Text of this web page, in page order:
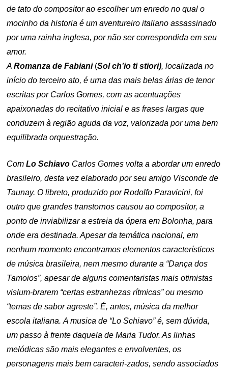
de tato do compositor ao escolher um enredo no qual o
mocinho da historia é um aventureiro italiano assassinado
por uma rainha inglesa, por não ser correspondida em seu
amor.
ARomanza de Fabiani(Sol ch’io ti stiori), localizada no
início do terceiro ato, é urna das mais belas árias de tenor
escritas por Carlos Gomes, com as acentuações
apaixonadas do recitativo inicial e as frases largas que
conduzem à região aguda da voz, valorizada por uma bem
equilibrada orquestração.
ComLo Schiavo Carlos Gomes volta a abordar um enredo
brasileiro, desta vez elaborado por seu amigo Visconde de
Taunay. O libreto, produzido por Rodolfo Paravicini, foi
outro que grandes transtornos causou ao compositor, a
ponto de inviabilizar a estreia da ópera em Bolonha, para
onde era destinada. Apesar da temática nacional, em
nenhum momento encontramos elementos característicos
de música brasileira, nem mesmo durante a “Dança dos
Tamoios”, apesar de alguns comentaristas mais otimistas
vislum-brarem “certas estranhezas rítmicas” ou mesmo
“temas de sabor agreste”. É, antes, música da melhor
escola italiana.A musica de “Lo Schiavo” é, sem dúvida,
um passo à frente daquela de Maria Tudor. As linhas
melódicas são mais elegantes e envolventes, os
personagens mais bem caracteri-zados, sendo associados